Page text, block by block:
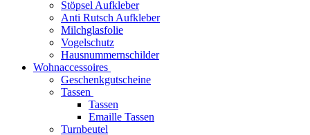
Stöpsel Aufkleber
Anti Rutsch Aufkleber
Milchglasfolie
Vogelschutz
Hausnummernschilder
Wohnaccessoires
Geschenkgutscheine
Tassen
Tassen
Emaille Tassen
Turnbeutel